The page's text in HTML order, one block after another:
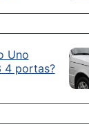
Uno
4 portas?